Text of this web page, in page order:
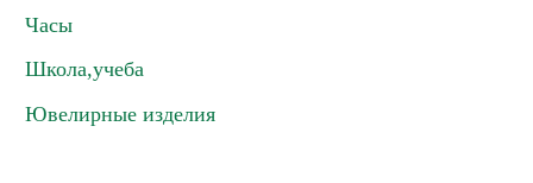
Часы
Школа,учеба
Ювелирные изделия